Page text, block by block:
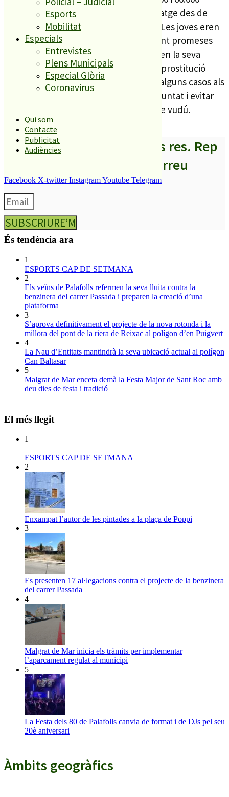
Esports
Mobilitat
Especials
Entrevistes
Plens Municipals
Especial Glòria
Coronavirus
Qui som
Contacte
Publicitat
Audiències
Facebook X-twitter InstagramYoutube Telegram
euros, en concepte de despeses de viatge des de
Nigèria, que els era impossible saldar. Les joves eren
captades al seu país d’origen mitjançant promeses
falses de feina a Europa i, una vegada en la seva
destinació, eren obligades a exercir la prostitució
mitjançant amenaces, extensibles en alguns casos als
seus familiars. Per doblegar la seva voluntat i evitar
una possible fugida, utilitzaven ritus de vudú.
A partir d’ara no et perdis res. Rep
els titulars al teu correu
SUBSCRIURE’M
És tendència ara
1
ESPORTS CAP DE SETMANA
2
Els veïns de Palafolls refermen la seva lluita contra la
benzinera del carrer Passada i preparen la creació d’una
plataforma
3
S’aprova definitivament el projecte de la nova rotonda i la
millora del pont de la riera de Reixac al polígon d’en Puigvert
4
La Nau d’Entitats mantindrà la seva ubicació actual al polígon
Can Baltasar
5
Malgrat de Mar enceta demà la Festa Major de Sant Roc amb
deu dies de festa i tradició
El més llegit
1
ESPORTS CAP DE SETMANA
2
Enxampat l’autor de les pintades a la plaça de Poppi
3
Es presenten 17 al·legacions contra el projecte de la benzinera
del carrer Passada
4
Malgrat de Mar inicia els tràmits per implementar
l’aparcament regulat al municipi
5
La Festa dels 80 de Palafolls canvia de format i de DJs pel seu
20è aniversari
Àmbits geogràfics